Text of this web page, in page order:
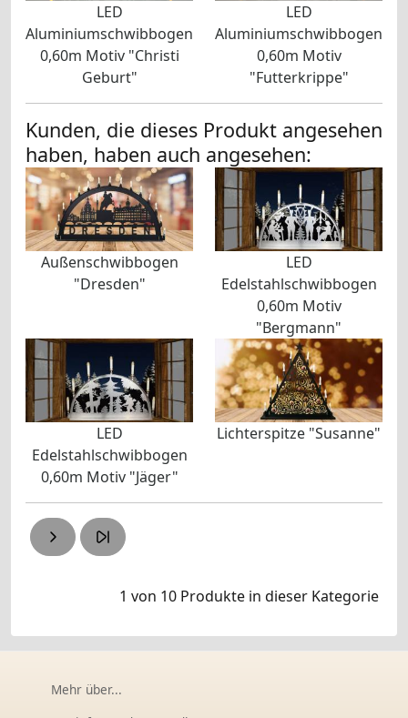
LED
Aluminiumschwibbogen
0,60m Motiv "Christi
Geburt"
LED
Aluminiumschwibbogen
0,60m Motiv
"Futterkrippe"
Kunden, die dieses Produkt angesehen
haben, haben auch angesehen:
Außenschwibbogen
"Dresden"
LED
Edelstahlschwibbogen
0,60m Motiv
"Bergmann"
LED
Edelstahlschwibbogen
0,60m Motiv "Jäger"
Lichterspitze "Susanne"
1 von 10 Produkte in dieser Kategorie
Mehr über...